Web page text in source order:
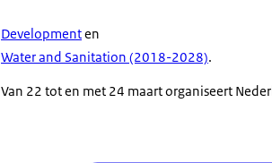
Developmenten
Water and Sanitation (2018-2028).
Van 22 tot en met 24 maart organiseert